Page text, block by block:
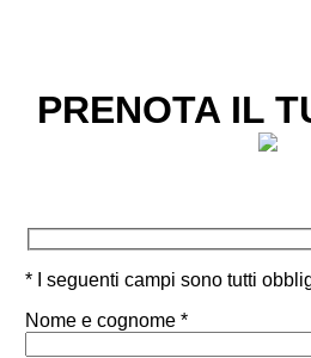
PRENOTA IL
* I seguenti campi sono tutti
Nome e cognome *